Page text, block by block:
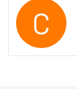
C